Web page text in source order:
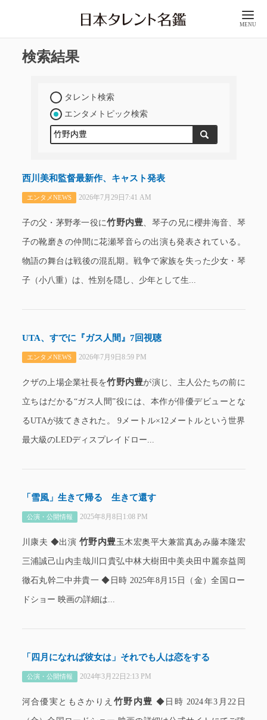
MENU
検索結果
タレント検索
エンタメトピック検索
西川美和監督最新作、キャスト発表
エンタメNEWS 2026年7月29日7:41 AM
子の父・茅野孝一役に竹野内豊、琴子の兄に櫻井海音、琴
子の靴磨きの仲間に花瀬琴音らの出演も発表されている。
物語の舞台は戦後の混乱期。戦争で家族を失った少女・琴
子（小八重）は、性別を隠し、少年として生...
UTA、すでに『ガス人間』7回視聴
エンタメNEWS 2026年7月9日8:59 PM
クザの上場企業社長を竹野内豊が演じ、主人公たちの前に
立ちはだかる“ガス人間”役には、本作が俳優デビューとな
るUTAが抜てきされた。 9メートル×12メートルという世界
最大級のLEDディスプレイドロー...
「雪風」生きて帰る 生きて還す
公演・公開情報 2025年8月8日1:08 PM
川康夫 ◆出演 竹野内豊玉木宏奥平大兼當真あみ藤本隆宏
三浦誠己山内圭哉川口貴弘中林大樹田中美央田中麗奈益岡
徹石丸幹二中井貴一 ◆日時 2025年8月15日（金）全国ロー
ドショー 映画の詳細は...
「四月になれば彼女は」それでも人は恋をする
公演・公開情報 2024年3月22日2:13 PM
河合優実ともさかりえ 竹野内豊 ◆日時 2024年3月22日